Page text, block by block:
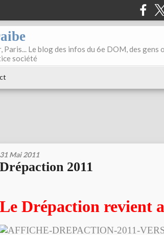
Paris... Le blog des infos du 6e DOM, des
société
31 Mai 2011
Drépaction 2011
Le Drépaction revient